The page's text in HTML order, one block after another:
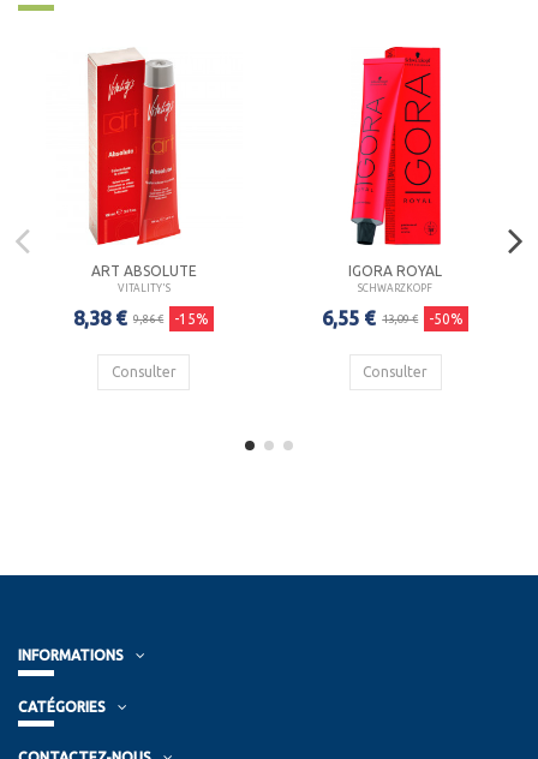
ART ABSOLUTE
VITALITY'S
8,38 € 9,86 € -15%
Consulter
IGORA ROYAL
SCHWARZKOPF
6,55 € 13,09 € -50%
Consulter
INFORMATIONS
CATÉGORIES